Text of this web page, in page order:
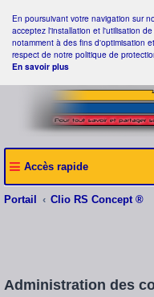
En poursuivant votre navigation sur
acceptez l'installation et l'utilisation
notamment à des fins d'optimisation
respect de notre politique de
En savoir plus
Accès rapide
Portail Clio RS Concept ®
Administration des